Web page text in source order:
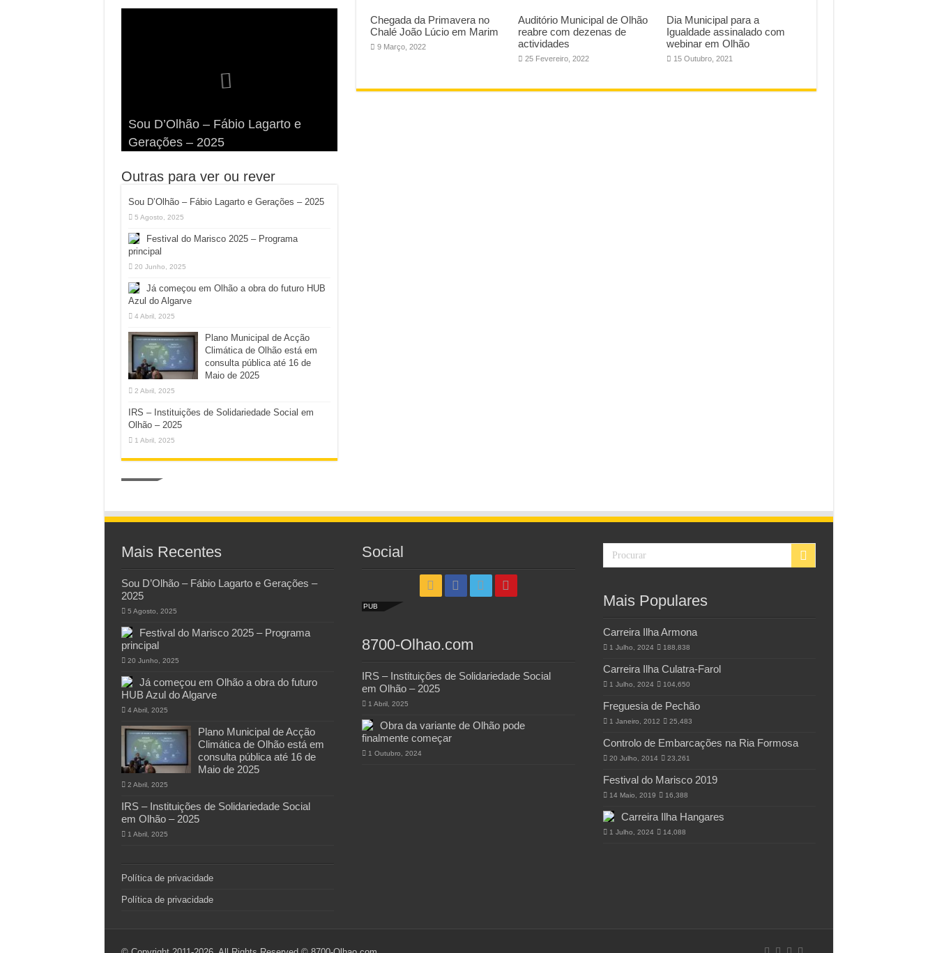
Chegada da Primavera no
Chalé João Lúcio em Marim
9 Março, 2022
Auditório Municipal de Olhão
reabre com dezenas de
actividades
25 Fevereiro, 2022
Dia Municipal para a
Igualdade assinalado com
webinar em Olhão
15 Outubro, 2021
Sou D’Olhão – Fábio Lagarto e
Gerações – 2025
Armona: Música, Comida e
Diversão à Beira-Ria!
Taphani X Benkest: Vídeo Musical
na Ilha da Armona
“Lavar a Loiça” na Ilha dos
Hangares
Quatro Dias Mais Um de Aventura e
Diversão!
Outras para ver ou rever
Sou D’Olhão – Fábio Lagarto e Gerações – 2025
5 Agosto, 2025
Festival do Marisco 2025 – Programa
principal
20 Junho, 2025
Já começou em Olhão a obra do futuro HUB
Azul do Algarve
4 Abril, 2025
Plano Municipal de Acção
Climática de Olhão está em
consulta pública até 16 de
Maio de 2025
2 Abril, 2025
IRS – Instituições de Solidariedade Social em
Olhão – 2025
1 Abril, 2025
Mais Recentes
Sou D’Olhão – Fábio Lagarto e Gerações –
2025
5 Agosto, 2025
Festival do Marisco 2025 – Programa
principal
20 Junho, 2025
Já começou em Olhão a obra do futuro
HUB Azul do Algarve
4 Abril, 2025
Plano Municipal de Acção
Climática de Olhão está em
consulta pública até 16 de
Maio de 2025
2 Abril, 2025
IRS – Instituições de Solidariedade Social
em Olhão – 2025
1 Abril, 2025
Política de privacidade
Política de privacidade
Social
PUB
8700-Olhao.com
IRS – Instituições de Solidariedade Social
em Olhão – 2025
1 Abril, 2025
Obra da variante de Olhão pode
finalmente começar
1 Outubro, 2024
Mais Populares
Carreira Ilha Armona
1 Julho, 2024 188,838
Carreira Ilha Culatra-Farol
1 Julho, 2024 104,650
Freguesia de Pechão
1 Janeiro, 2012 25,483
Controlo de Embarcações na Ria Formosa
20 Julho, 2014 23,261
Festival do Marisco 2019
14 Maio, 2019 16,388
Carreira Ilha Hangares
1 Julho, 2024 14,088